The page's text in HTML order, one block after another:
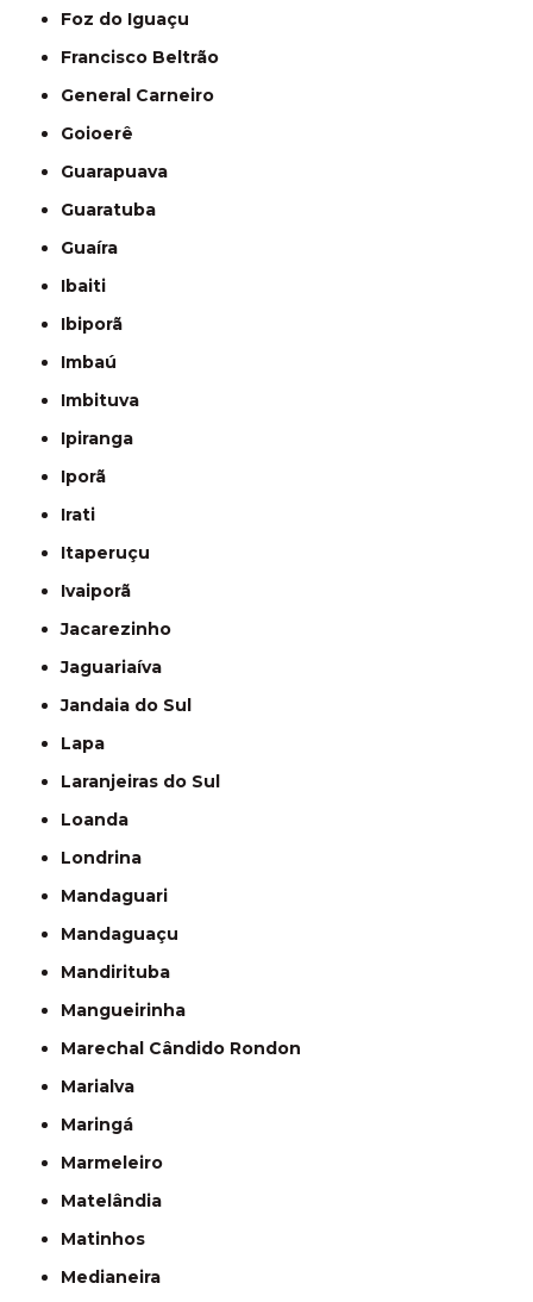
Foz do Iguaçu
Francisco Beltrão
General Carneiro
Goioerê
Guarapuava
Guaratuba
Guaíra
Ibaiti
Ibiporã
Imbaú
Imbituva
Ipiranga
Iporã
Irati
Itaperuçu
Ivaiporã
Jacarezinho
Jaguariaíva
Jandaia do Sul
Lapa
Laranjeiras do Sul
Loanda
Londrina
Mandaguari
Mandaguaçu
Mandirituba
Mangueirinha
Marechal Cândido Rondon
Marialva
Maringá
Marmeleiro
Matelândia
Matinhos
Medianeira